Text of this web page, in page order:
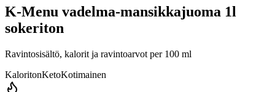
K-Menu vadelma-mansikkajuoma 1l
sokeriton
Ravintosisältö, kalorit ja ravintoarvot per 100 ml
KaloritonKetoKotimainen